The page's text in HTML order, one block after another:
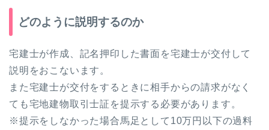
どのように説明するのか
宅建士が作成、記名押印した書面を宅建士が交付して
説明をおこないます。
また宅建士が交付をするときに相手からの請求がなく
ても宅地建物取引士証を提示する必要があります。
※提示をしなかった場合馬足として10万円以下の過料